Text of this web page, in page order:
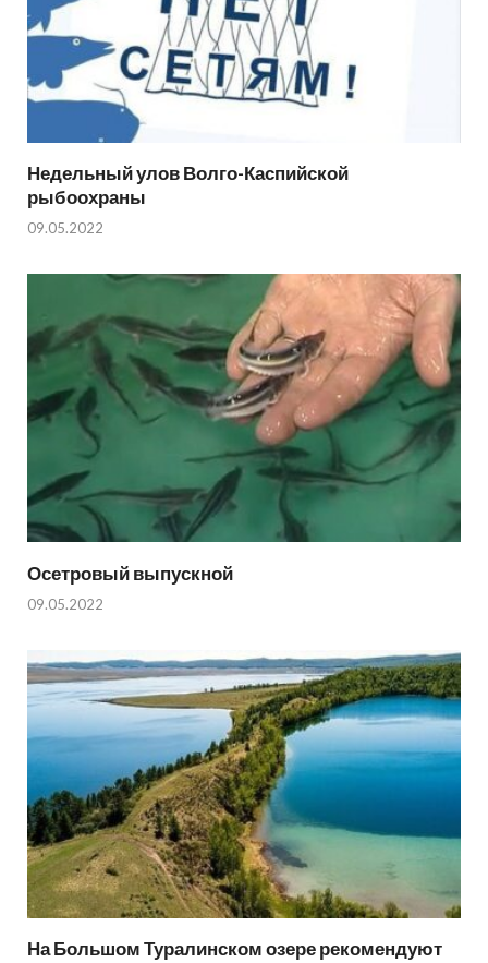
Недельный улов Волго-Каспийской
рыбоохраны
09.05.2022
Осетровый выпускной
09.05.2022
На Большом Туралинском озере рекомендуют